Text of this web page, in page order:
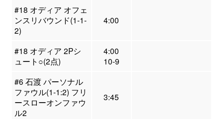
#18 オディア オフェ
ンスリバウンド(1-1-
2)
4:00
#18 オディア 2Pシ
ュート○(2点)
4:00
10-9
#6 石渡 パーソナル
ファウル(1-1:2) フリ
ースローオンファウ
ル2
3:45